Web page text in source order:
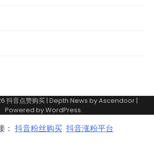
抖音点赞购买 | Depth News byAscendoor |
Powered byWordPress.
： 抖音粉丝购买 抖音涨粉平台